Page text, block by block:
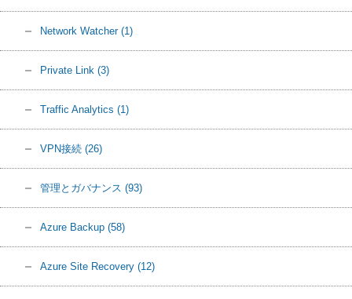
Network Watcher (1)
Private Link (3)
Traffic Analytics (1)
VPN接続 (26)
管理とガバナンス (93)
Azure Backup (58)
Azure Site Recovery (12)